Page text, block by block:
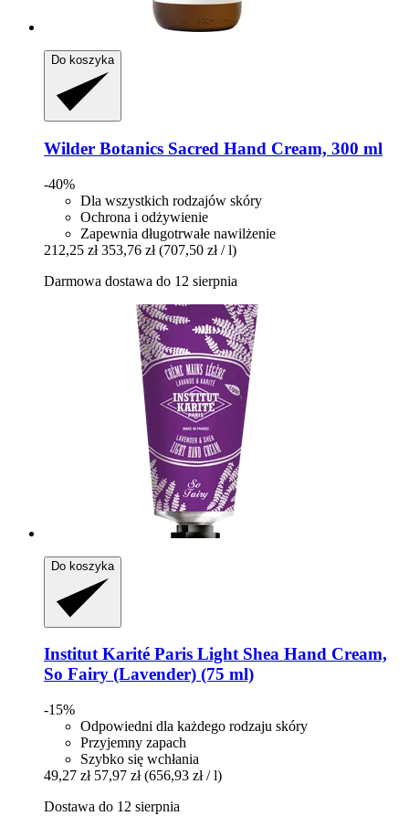
Do koszyka
Wilder Botanics Sacred Hand Cream, 300 ml
-40%
Dla wszystkich rodzajów skóry
Ochrona i odżywienie
Zapewnia długotrwałe nawilżenie
212,25 zł 353,76 zł (707,50 zł / l)
Darmowa dostawa do 12 sierpnia
Do koszyka
Institut Karité Paris Light Shea Hand Cream,
So Fairy (Lavender) (75 ml)
-15%
Odpowiedni dla każdego rodzaju skóry
Przyjemny zapach
Szybko się wchłania
49,27 zł 57,97 zł (656,93 zł / l)
Dostawa do 12 sierpnia